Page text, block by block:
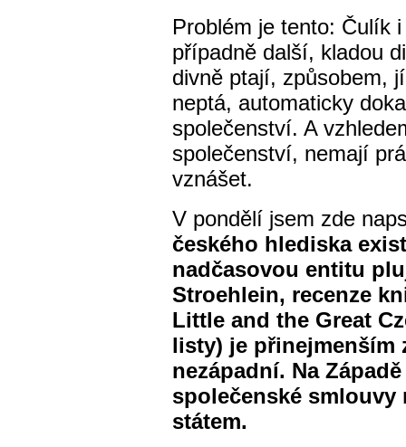
Problém je tento: Čulík
případně další, kladou
divně ptají, způsobem,
neptá, automaticky
společenství. A
společenství, nemají
vznášet.
V pondělí jsem zde
českého hlediska
nadčasovou entitu
Stroehlein, recenze
Little and the Great
listy) je přinejmenším
nezápadní. Na
společenské smlouvy
státem.